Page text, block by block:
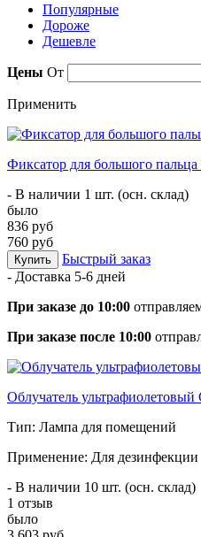
Популярные
Дороже
Дешевле
Цены От
Применить
Фиксатор для большого
- В наличии 1 шт. (осн. склад)
было
836 руб
760 руб
Купить
Быстрый заказ
- Доставка 5-6 дней
При заказе до 10:00
При заказе после 10:00
Облучатель
Тип: Лампа для помещений
Применение: Для дезинфекции
- В наличии 10 шт. (осн. склад)
1 отзыв
было